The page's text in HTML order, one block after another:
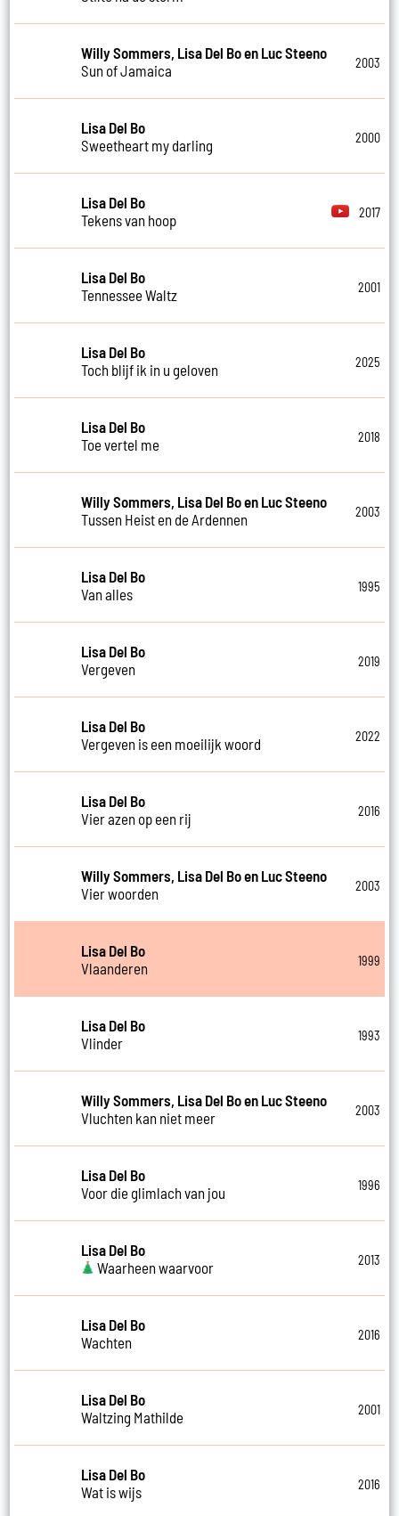
Willy Sommers, Lisa Del Bo en Luc Steeno
Sun of Jamaica
2003
Lisa Del Bo
Sweetheart my darling
2000
Lisa Del Bo
Tekens van hoop
2017
Lisa Del Bo
Tennessee Waltz
2001
Lisa Del Bo
Toch blijf ik in u geloven
2025
Lisa Del Bo
Toe vertel me
2018
Willy Sommers, Lisa Del Bo en Luc Steeno
Tussen Heist en de Ardennen
2003
Lisa Del Bo
Van alles
1995
Lisa Del Bo
Vergeven
2019
Lisa Del Bo
Vergeven is een moeilijk woord
2022
Lisa Del Bo
Vier azen op een rij
2016
Willy Sommers, Lisa Del Bo en Luc Steeno
Vier woorden
2003
Lisa Del Bo
Vlaanderen
1999
Lisa Del Bo
Vlinder
1993
Willy Sommers, Lisa Del Bo en Luc Steeno
Vluchten kan niet meer
2003
Lisa Del Bo
Voor die glimlach van jou
1996
Lisa Del Bo
Waarheen waarvoor
2013
Lisa Del Bo
Wachten
2016
Lisa Del Bo
Waltzing Mathilde
2001
Lisa Del Bo
Wat is wijs
2016